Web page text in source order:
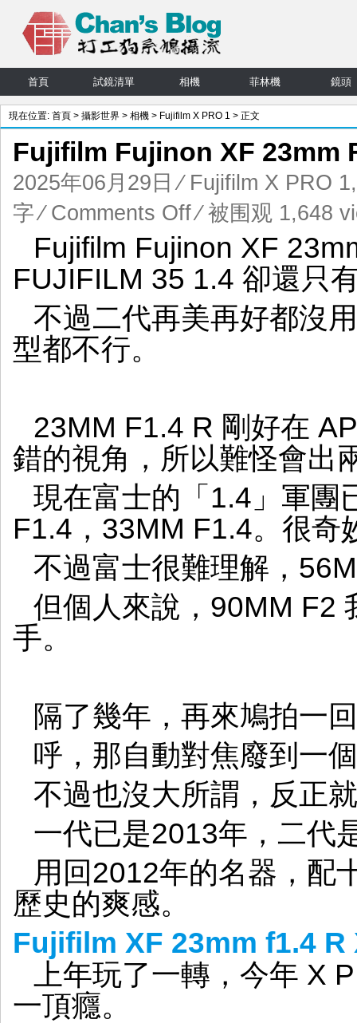
首頁 試鏡清單 相機 菲林機 鏡頭
現在位置: 首頁 > 攝影世界 > 相機 > Fujifilm X PRO 1 > 正文
Fujifilm Fujinon XF 23mm
2025年06月29日 ⁄ Fujifilm X PRO 1
字⁄ Comments Offon
Fujifilm
Fujinon
XF
23mm
一
代
⁄ 被围观 1,648
Fujifilm Fujinon XF
FUJIFILM 35 1.4 卻還只
不過二代再美再好都沒
型都不行。
23MM F1.4 R 剛好在
錯的視角，所以難怪會出
現在富士的「1.4」軍團
F1.4，33MM F1.4。很奇
不過富士很難理解，
但個人來說，90MM F2
手。
隔了幾年，再來鳩拍一
呼，那自動對焦廢到一
不過也沒大所謂，反正
一代已是2013年，二代
用回2012年的名器，配
歷史的爽感。
Fujifilm XF 23mm f1.4 R
上年玩了一轉，今年 X
一頂癮。